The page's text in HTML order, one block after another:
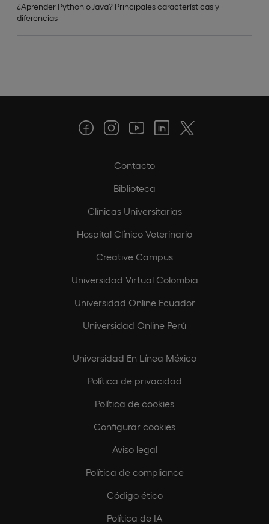
¿Aprender Python o Java? Principales características y
diferencias
Contacto
Biblioteca
Clínicas Universitarias
Hospital Clínico Veterinario
Creative Campus
Universidad Virtual Colombia
Universidad Online Ecuador
Universidad Online Perú
Universidad En Línea México
Política de privacidad
Política de cookies
Configurar cookies
Aviso legal
Política de compliance
Código ético
Política de IA